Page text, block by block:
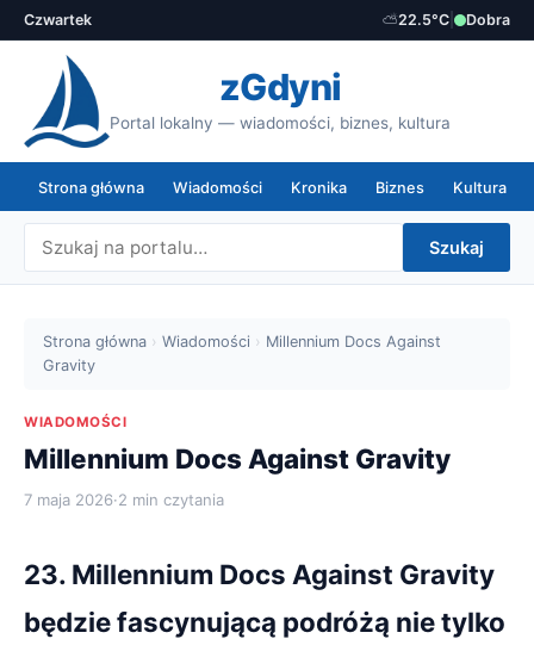
Czwartek ⛅22.5°C Dobra
zGdyni
Portal lokalny — wiadomości, biznes, kultura
Strona główna Wiadomości Kronika Biznes Kultura
Szukaj
Strona główna › Wiadomości › Millennium Docs Against
Gravity
WIADOMOŚCI
Millennium Docs Against Gravity
7 maja 2026·2 min czytania
23. Millennium Docs Against Gravity
będzie fascynującą podróżą nie tylko